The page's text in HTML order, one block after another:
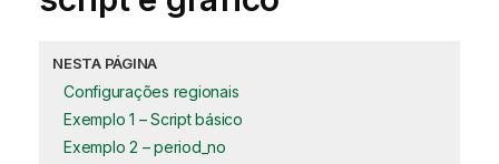
NESTA PÁGINA
Configurações regionais
Exemplo 1 – Script básico
Exemplo 2 – period_no